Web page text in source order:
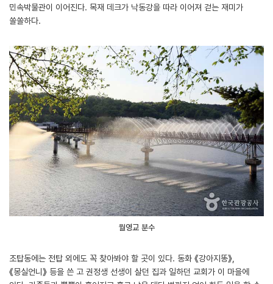
민속박물관이 이어진다. 목재 데크가 낙동강을 따라 이어져 걷는 재미가
쏠쏠하다.
월영교 분수
조탑동에는 전탑 외에도 꼭 찾아봐야 할 곳이 있다. 동화 《강아지똥》,
《몽실언니》 등을 쓴 고 권정생 선생이 살던 집과 일하던 교회가 이 마을에